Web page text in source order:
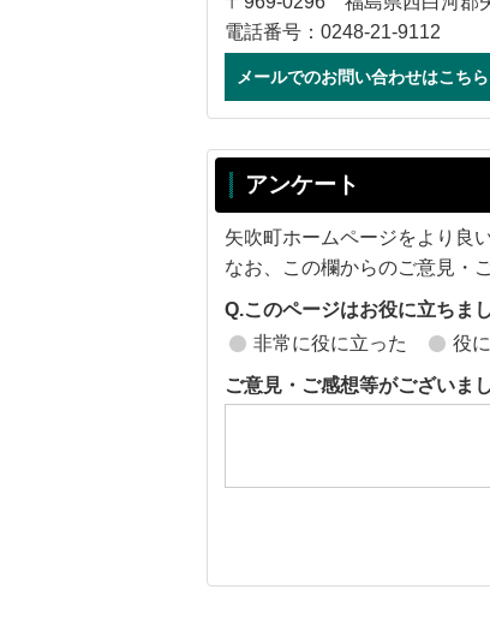
電話番号：0248-21-9112
メールでのお問い合わせはこちら
アンケート
矢吹町ホームページをより良
なお、この欄からのご意見・
Q.このページはお役に立ちま
非常に役に立った
役
ご意見・ご感想等がございま